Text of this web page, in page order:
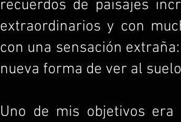
recuerdos de paisajes
extraordinarios y con
con una sensación
nueva forma de ver al
Uno de mis objetivos